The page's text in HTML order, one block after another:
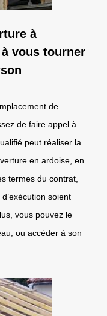
à
à vous tourner
de
de faire appel à
peut réaliser la
en ardoise, en
termes du contrat,
soient
vous pouvez le
ou accéder à son